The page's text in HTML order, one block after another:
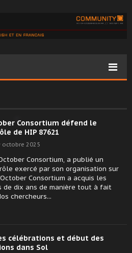
Consortium défend le
de HIP 87621
octobre 2025
Consortium, a publié un
exercé par son organisation sur
Consortium a acquis les
de dix ans de manière tout à fait
chercheurs...
célébrations et début des
dans Sol